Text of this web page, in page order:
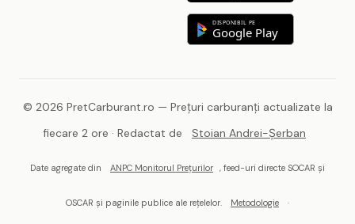
DISPONIBIL PE
Google Play
© 2026 PretCarburant.ro — Prețuri carburanți actualizate la
fiecare 2 ore · Redactat de
Stoian Andrei-Șerban
Date agregate din ANPC Monitorul Prețurilor , feed-uri directe SOCAR și
OSCAR și paginile publice ale rețelelor. Metodologie ·